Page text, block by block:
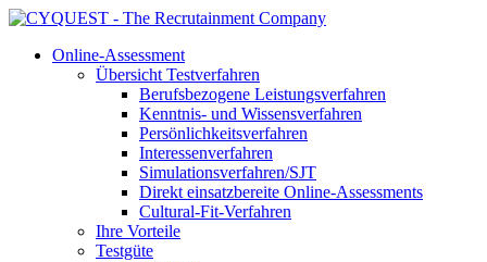
Online-Assessment
Übersicht Testverfahren
Berufsbezogene Leistungsverfahren
Kenntnis- und Wissensverfahren
Persönlichkeitsverfahren
Interessenverfahren
Simulationsverfahren/SJT
Direkt einsatzbereite Online-Assessments
Cultural-Fit-Verfahren
Ihre Vorteile
Testgüte